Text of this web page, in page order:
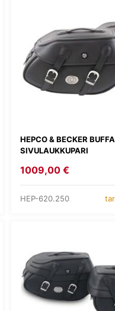
HEPCO & BECKER
SIVULAUKKUPARI
1009,00 €
HEP-620.250